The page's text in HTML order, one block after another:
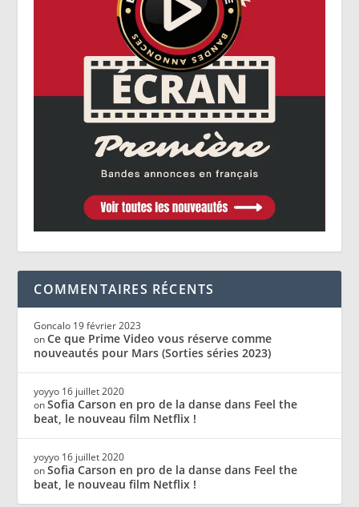
COMMENTAIRES RÉCENTS
Goncalo 19 février 2023
onCe que Prime Video vous réserve comme
nouveautés pour Mars (Sorties séries 2023)
yoyyo 16 juillet 2020
onSofia Carson en pro de la danse dans Feel the
beat, le nouveau film Netflix !
yoyyo 16 juillet 2020
onSofia Carson en pro de la danse dans Feel the
beat, le nouveau film Netflix !